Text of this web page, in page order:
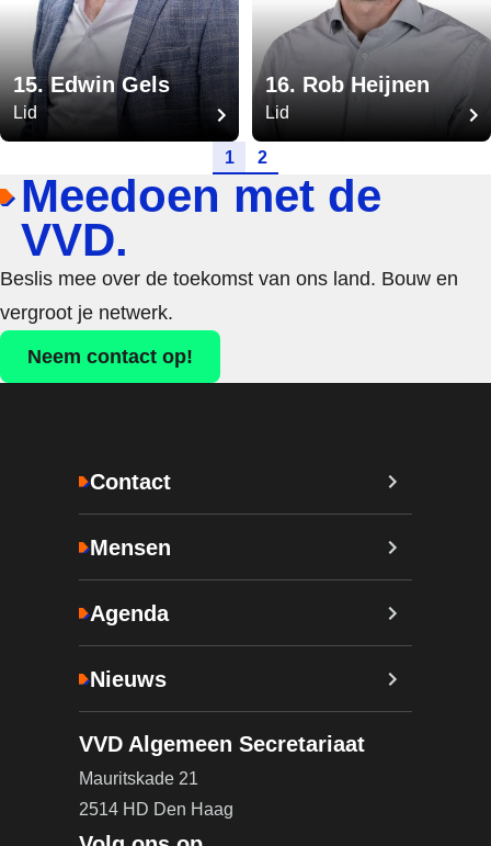
15. Edwin Gels
Lid
16. Rob Heijnen
Lid
Ga naar pagina
1 Ga naar pagina
2
Meedoen met de
VVD.
Beslis mee over de toekomst van ons land. Bouw en
vergroot je netwerk.
Neem contact op!
Contact
Mensen
Agenda
Nieuws
VVD Algemeen Secretariaat
Mauritskade 21
2514 HD Den Haag